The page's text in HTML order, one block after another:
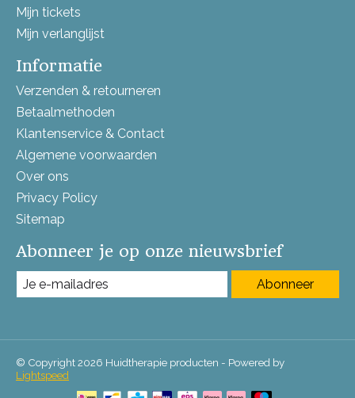
Mijn tickets
Mijn verlanglijst
Informatie
Verzenden & retourneren
Betaalmethoden
Klantenservice & Contact
Algemene voorwaarden
Over ons
Privacy Policy
Sitemap
Abonneer je op onze nieuwsbrief
Abonneer
© Copyright 2026 Huidtherapie producten - Powered by
Lightspeed